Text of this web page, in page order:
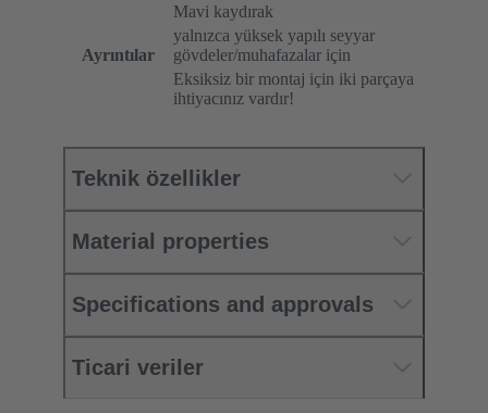
Ayrıntılar
Mavi kaydırak
yalnızca yüksek yapılı seyyar
gövdeler/muhafazalar için
Eksiksiz bir montaj için iki parçaya
ihtiyacınız vardır!
Teknik özellikler
Material properties
Specifications and approvals
Ticari veriler